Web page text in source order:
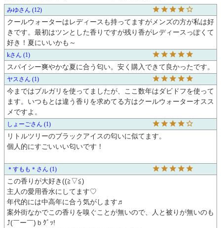
みゆ
12
クールウォーターはレディースも持ってますがメンズの方が私は好
きです。最初はツンとした香りですが残り香がレディースっぽくて
好き！夏にいいかも～
k 1
スパイシー爽やかな夏に合う匂い。安く購入できて良かったです。
ヤス 1
今まではブルガリを使ってましたが、ここ数年はダビドフを使って
ます。いつもとは違う香りを求めてる方はクールウォーターオスス
メですよ。
しょーご 1
リトルツリーのブラックアイスの匂いに似てます。
個人的にすごいいい匂いです！
＊すもも＊ 1
この香りが大好き((⁠≧⁠▽⁠≦⁠)
主人の愛用香水にしてます♡
年代的には中高年に合う気がします♬
案外街なかでこの香りを嗅ぐことが無いので、人と被りが無いのも
⤴(￣ー￣)ｂｸﾞｯ!